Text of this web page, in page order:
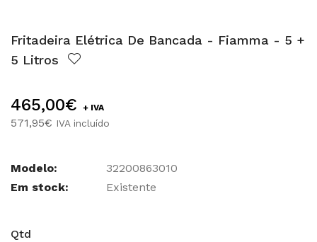
Fritadeira Elétrica De Bancada - Fiamma - 5 +
5 Litros
465,00€ + IVA
571,95€ IVA incluído
Modelo:
32200863010
Em stock:
Existente
Qtd